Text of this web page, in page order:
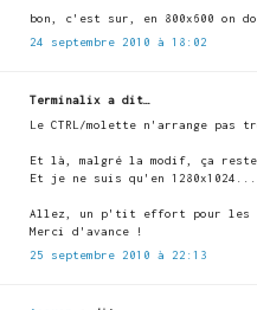
bon, c'est sur, en 800x600 on
24 septembre 2010 à 18:02
Terminalix a dit…
Le CTRL/molette n'arrange
Et là, malgré la modif, ça
Et je ne suis qu'en 1280x1024...
Allez, un p'tit effort pour les
Merci d'avance !
25 septembre 2010 à 22:13